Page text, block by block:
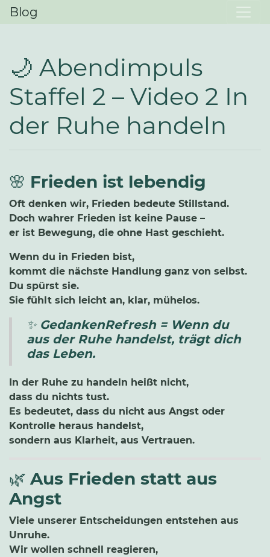
Blog
🌙 Abendimpuls
Staffel 2 – Video 2 In
der Ruhe handeln
🌸 Frieden ist lebendig
Oft denken wir, Frieden bedeute Stillstand.
Doch wahrer Frieden ist keine Pause –
er ist Bewegung, die ohne Hast geschieht.
Wenn du in Frieden bist,
kommt die nächste Handlung ganz von selbst.
Du spürst sie.
Sie fühlt sich leicht an, klar, mühelos.
✨ GedankenRefresh = Wenn du
aus der Ruhe handelst, trägt dich
das Leben.
In der Ruhe zu handeln heißt nicht,
dass du nichts tust.
Es bedeutet, dass du nicht aus Angst oder
Kontrolle heraus handelst,
sondern aus Klarheit, aus Vertrauen.
🌿 Aus Frieden statt aus
Angst
Viele unserer Entscheidungen entstehen aus
Unruhe.
Wir wollen schnell reagieren,